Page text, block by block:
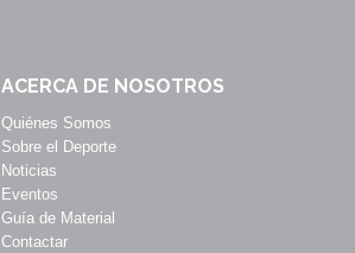
ACERCA DE NOSOTROS
Quiénes Somos
Sobre el Deporte
Noticias
Eventos
Guía de Material
Contactar